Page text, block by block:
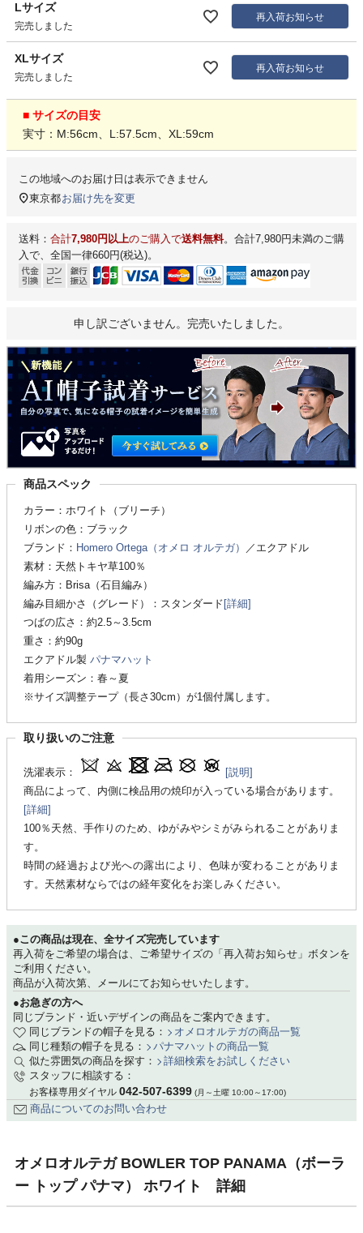
Lサイズ
完売しました
再入荷お知らせ
XLサイズ
完売しました
再入荷お知らせ
■ サイズの目安
実寸：M:56cm、L:57.5cm、XL:59cm
この地域へのお届け日は表示できません
東京都お届け先を変更
送料： 合計7,980円以上のご購入で送料無料。合計7,980円未満のご購
入で、全国一律660円(税込)。
申し訳ございません。完売いたしました。
商品スペック
カラー：ホワイト（ブリーチ）
リボンの色：ブラック
ブランド： Homero Ortega（オメロ オルテガ）
／エクアドル
素材：天然トキヤ草100％
編み方：Brisa（石目編み）
編み目細かさ（グレード）：スタンダード[詳細]
つばの広さ：約2.5～3.5cm
重さ：約90g
エクアドル製 パナマハット
着用シーズン：春～夏
※サイズ調整テープ（長さ30cm）が1個付属します。
取り扱いのご注意
洗濯表示：
[説明]
商品によって、内側に検品用の焼印が入っている場合があります。
[詳細]
100％天然、手作りのため、ゆがみやシミがみられることがありま
す。
時間の経過および光への露出により、色味が変わることがありま
す。天然素材ならではの経年変化をお楽しみください。
●この商品は現在、全サイズ完売しています
再入荷をご希望の場合は、ご希望サイズの「再入荷お知らせ」ボタンを
ご利用ください。
商品が入荷次第、メールにてお知らせいたします。
●お急ぎの方へ
同じブランド・近いデザインの商品をご案内できます。
同じブランドの帽子を見る：
オメロオルテガの商品一覧
同じ種類の帽子を見る：
パナマハットの商品一覧
似た雰囲気の商品を探す：
詳細検索をお試しください
スタッフに相談する：
お客様専用ダイヤル 042-507-6399 (月～土曜 10:00～17:00)
商品についてのお問い合わせ
オメロオルテガ BOWLER TOP PANAMA（ボーラ
ー トップ パナマ） ホワイト 詳細